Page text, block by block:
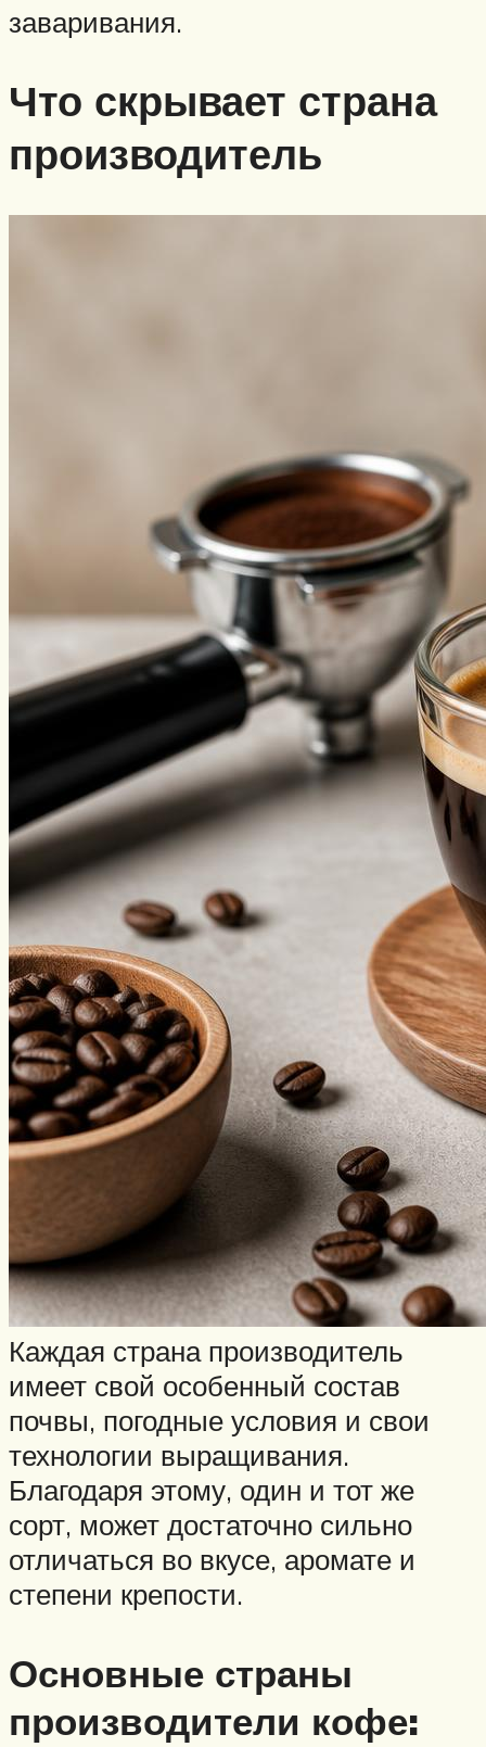
заваривания.
Что скрывает страна
производитель
Каждая страна производитель
имеет свой особенный состав
почвы, погодные условия и свои
технологии выращивания.
Благодаря этому, один и тот же
сорт, может достаточно сильно
отличаться во вкусе, аромате и
степени крепости.
Основные страны
производители кофе: